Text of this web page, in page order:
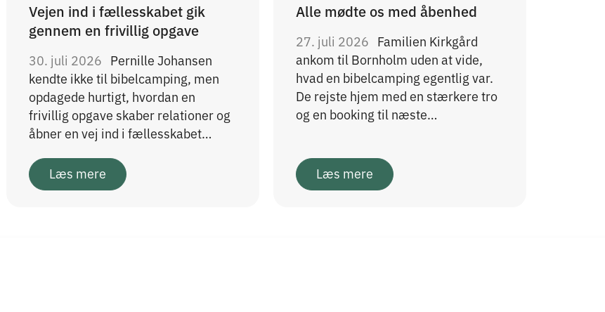
Vejen ind i fællesskabet gik
gennem en frivillig opgave
30. juli 2026 Pernille Johansen
kendte ikke til bibelcamping, men
opdagede hurtigt, hvordan en
frivillig opgave skaber relationer og
åbner en vej ind i fællesskabet…
Læs mere
Alle mødte os med åbenhed
27. juli 2026 Familien Kirkgård
ankom til Bornholm uden at vide,
hvad en bibelcamping egentlig var.
De rejste hjem med en stærkere tro
og en booking til næste…
Læs mere